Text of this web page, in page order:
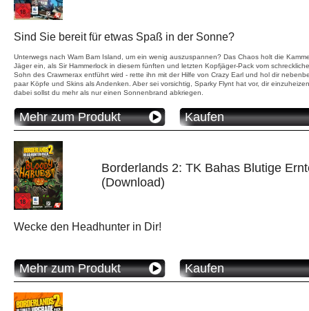
Sind Sie bereit für etwas Spaß in der Sonne?
Unterwegs nach Wam Bam Island, um ein wenig auszuspannen? Das Chaos holt die
Jäger ein, als Sir Hammerlock in diesem fünften und letzten Kopfjäger-Pack vom
Sohn des Crawmerax entführt wird - rette ihn mit der Hilfe von Crazy Earl und hol dir
paar Köpfe und Skins als Andenken. Aber sei vorsichtig, Sparky Flynt hat vor, dir
dabei sollst du mehr als nur einen Sonnenbrand abkriegen.
Mehr zum Produkt Kaufen
Borderlands 2: TK Bahas Blutige
(Download)
Wecke den Headhunter in Dir!
Mehr zum Produkt Kaufen